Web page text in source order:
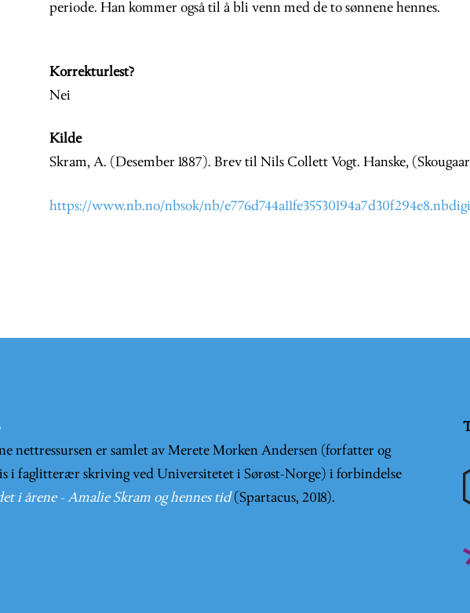
periode. Han kommer også til å bli venn med de to sønnene hennes.
Korrekturlest?
Nei
Kilde
Skram, A. (Desember 1887). Brev til Nils Collett Vogt. Hanske,
https://www.nb.no/nbsok/nb/
nettressursen er samlet av Merete Morken Andersen (forfatter og
i faglitterær skriving ved Universitetet i Sørøst-Norge) i forbindelse
i årene - Amalie Skram og hennes tid (Spartacus, 2018).